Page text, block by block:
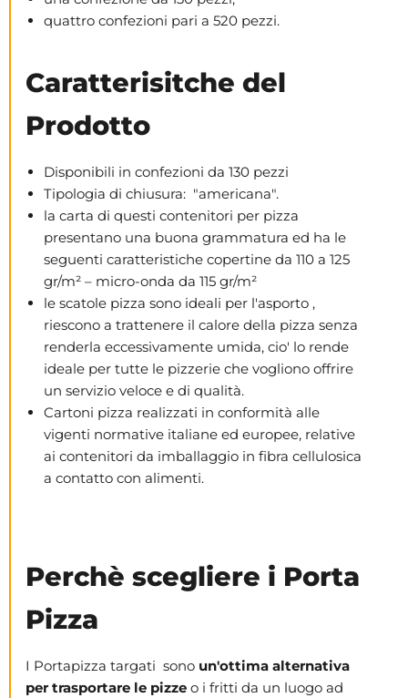
quattro confezioni pari a 520 pezzi.
Caratterisitche del
Prodotto
Disponibili in confezioni da 130 pezzi
Tipologia di chiusura: "americana".
la carta di questi contenitori per pizza
presentano una buona grammatura ed ha le
seguenti caratteristiche copertine da 110 a 125
gr/m² – micro-onda da 115 gr/m²
le scatole pizza sono ideali per l'asporto ,
riescono a trattenere il calore della pizza senza
renderla eccessivamente umida, cio' lo rende
ideale per tutte le pizzerie che vogliono offrire
un servizio veloce e di qualità.
Cartoni pizza realizzati in conformità alle
vigenti normative italiane ed europee, relative
ai contenitori da imballaggio in fibra cellulosica
a contatto con alimenti.
Perchè scegliere i Porta
Pizza
I Portapizza targati sono un'ottima alternativa
per trasportare le pizze o i fritti da un luogo ad